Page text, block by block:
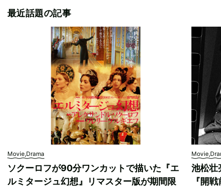
最近話題の記事
Movie,Drama
ソクーロフが90分ワンカットで描いた『エ
ルミタージュ幻想』リマスター版が期間限
池松壮
『開